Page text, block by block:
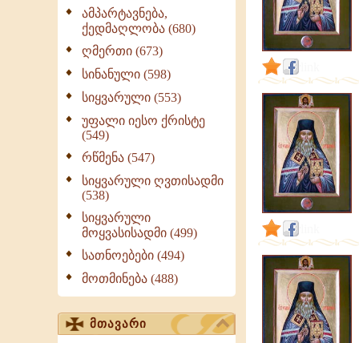
ამპარტავნება,
ქედმაღლობა (680)
ღმერთი (673)
სინანული (598)
სიყვარული (553)
უფალი იესო ქრისტე
(549)
რწმენა (547)
სიყვარული ღვთისადმი
(538)
სიყვარული
მოყვასისადმი (499)
სათნოებები (494)
მოთმინება (488)
მთავარი
გამონათქვამები